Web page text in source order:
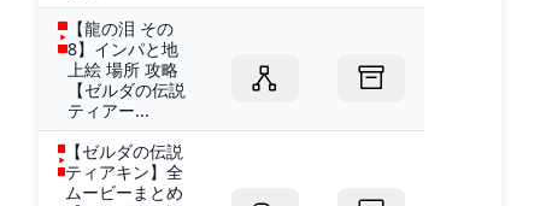
【龍の泪 その
8】インパと地
上絵 場所 攻略
【ゼルダの伝説
ティアー...
【ゼルダの伝説
ティアキン】全
ムービーまとめ